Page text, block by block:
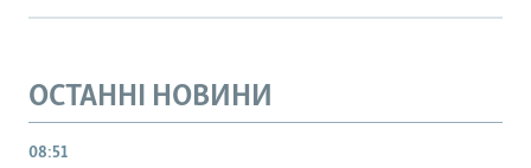
ОСТАННІ НОВИНИ
08:51